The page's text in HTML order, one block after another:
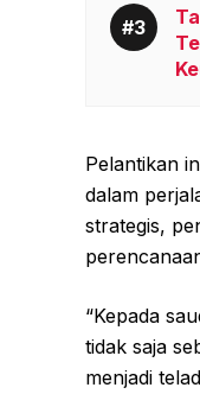
Pelantikan
dalam
strategis,
“Kepada
tidak saja
menjadi